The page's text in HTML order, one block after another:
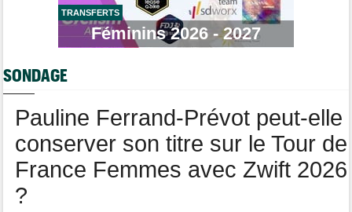
Tour de Pologne
Bart Lemmen fait coup double sur la 4e étape, UAE déçoit !
pour 1 an
Felix Gall remporte la 3e étape et prend les commandes du
général
TRANSFERTS
Féminins 2026 - 2027
SONDAGE
Pauline Ferrand-Prévot peut-elle
conserver son titre sur le Tour de
France Femmes avec Zwift 2026
?